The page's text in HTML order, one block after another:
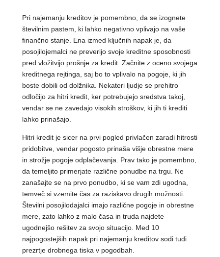
Pri najemanju kreditov je pomembno, da se izognete
številnim pastem, ki lahko negativno vplivajo na vaše
finančno stanje. Ena izmed ključnih napak je, da
posojilojemalci ne preverijo svoje kreditne sposobnosti
pred vložitvijo prošnje za kredit. Začnite z oceno svojega
kreditnega rejtinga, saj bo to vplivalo na pogoje, ki jih
boste dobili od dolžnika. Nekateri ljudje se prehitro
odločijo za hitri kredit, ker potrebujejo sredstva takoj,
vendar se ne zavedajo visokih stroškov, ki jih ti krediti
lahko prinašajo.
Hitri kredit je sicer na prvi pogled privlačen zaradi hitrosti
pridobitve, vendar pogosto prinaša višje obrestne mere
in strožje pogoje odplačevanja. Prav tako je pomembno,
da temeljito primerjate različne ponudbe na trgu. Ne
zanašajte se na prvo ponudbo, ki se vam zdi ugodna,
temveč si vzemite čas za raziskavo drugih možnosti.
Številni posojilodajalci imajo različne pogoje in obrestne
mere, zato lahko z malo časa in truda najdete
ugodnejšo rešitev za svojo situacijo. Med 10
najpogostejših napak pri najemanju kreditov sodi tudi
prezrtje drobnega tiska v pogodbah.